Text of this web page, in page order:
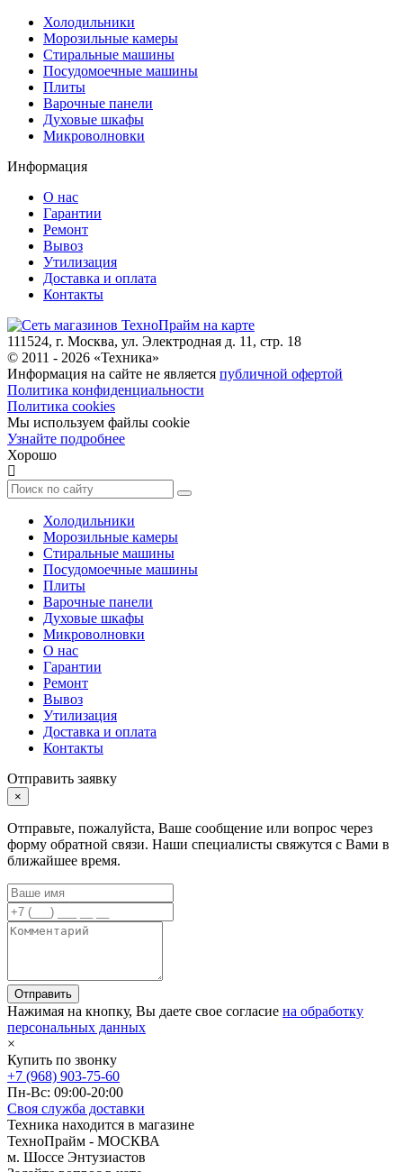
Холодильники
Морозильные камеры
Стиральные машины
Посудомоечные машины
Плиты
Варочные панели
Духовые шкафы
Микроволновки
Информация
О нас
Гарантии
Ремонт
Вывоз
Утилизация
Доставка и оплата
Контакты
111524, г. Москва, ул. Электродная д. 11, стр. 18
© 2011 - 2026 «Техника»
Информация на сайте не является публичной офертой
Политика конфиденциальности
Политика cookies
Мы используем файлы cookie
Узнайте подробнее
Хорошо
Холодильники
Морозильные камеры
Стиральные машины
Посудомоечные машины
Плиты
Варочные панели
Духовые шкафы
Микроволновки
О нас
Гарантии
Ремонт
Вывоз
Утилизация
Доставка и оплата
Контакты
Отправить заявку
×
Отправьте, пожалуйста, Ваше сообщение или вопрос через
форму обратной связи. Наши специалисты свяжутся с Вами в
ближайшее время.
Отправить
Нажимая на кнопку, Вы даете свое согласие на обработку
персональных данных
×
Купить по звонку
+7 (968) 903-75-60
Пн-Вс: 09:00-20:00
Своя служба доставки
Техника находится в магазине
ТехноПрайм - МОСКВА
м. Шоссе Энтузиастов